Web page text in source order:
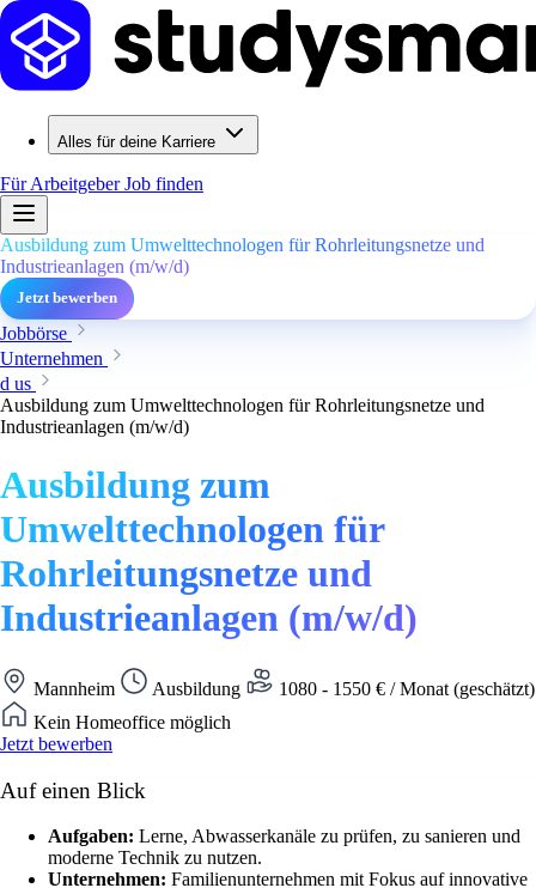
Alles für deine Karriere
Für ArbeitgeberJob finden
Ausbildung zum Umwelttechnologen für Rohrleitungsnetze und
Industrieanlagen (m/w/d)
Jetzt bewerben
Jobbörse
Unternehmen
d us
Ausbildung zum Umwelttechnologen für Rohrleitungsnetze und
Industrieanlagen (m/w/d)
Ausbildung zum
Umwelttechnologen für
Rohrleitungsnetze und
Industrieanlagen (m/w/d)
Mannheim Ausbildung
1080 - 1550 € / Monat (geschätzt)
Kein Homeoffice möglich
Jetzt bewerben
Auf einen Blick
Aufgaben: Lerne, Abwasserkanäle zu prüfen, zu sanieren und
moderne Technik zu nutzen.
Unternehmen: Familienunternehmen mit Fokus auf innovative